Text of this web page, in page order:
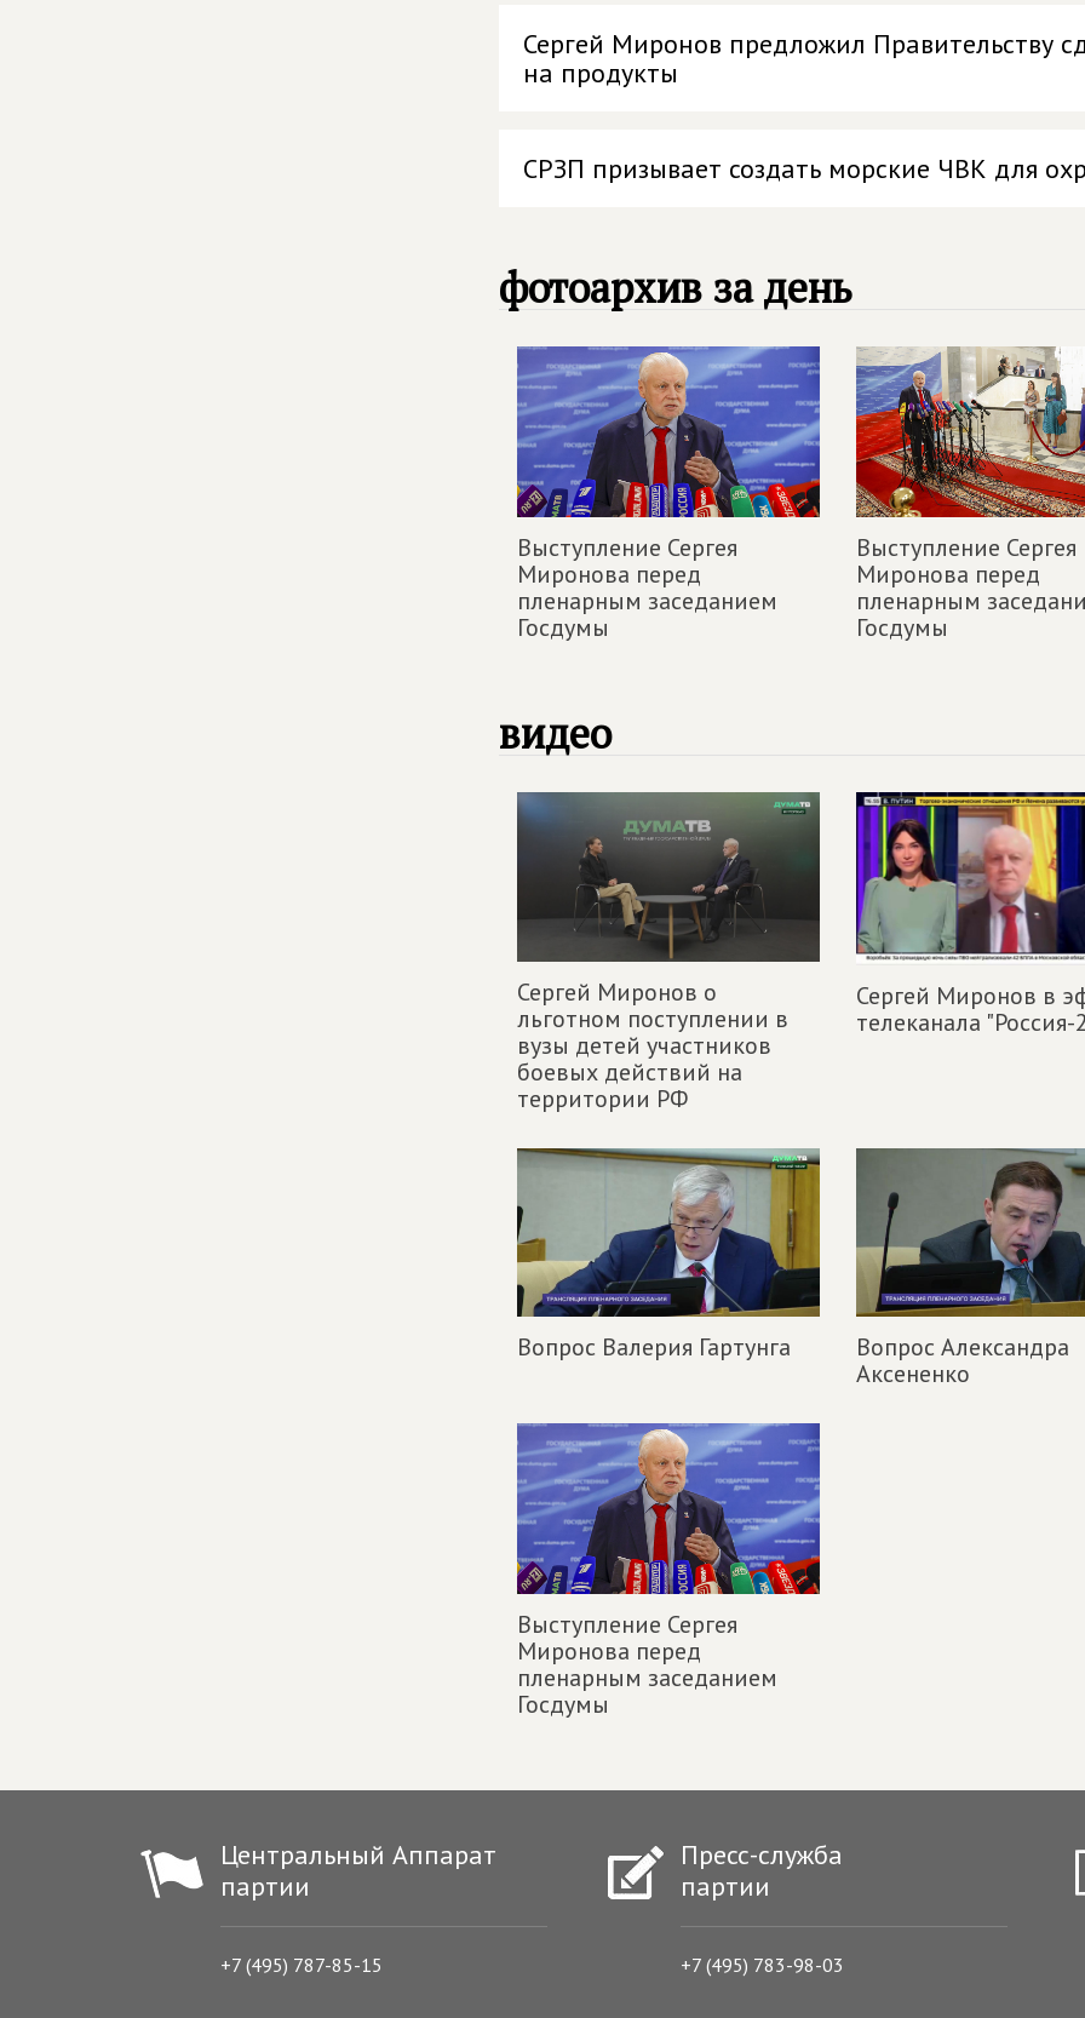
Сергей Миронов предложил Правительству
на продукты
СРЗП призывает создать морские ЧВК для
фотоархив за день
Выступление Сергея
Миронова перед
пленарным заседанием
Госдумы
Выступление Сергея
Миронова перед
пленарным
Госдумы
видео
Сергей Миронов о
льготном поступлении в
вузы детей участников
боевых действий на
территории РФ
Сергей Миронов в
телеканала "Россия-
Вопрос Валерия Гартунга
Вопрос Александра
Аксененко
Выступление Сергея
Миронова перед
пленарным заседанием
Госдумы
Центральный Аппарат
партии
+7 (495) 787-85-15
Пресс-служба
партии
+7 (495) 783-98-03